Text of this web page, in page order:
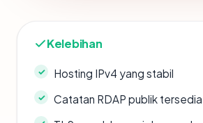
Kelebihan
Hosting IPv4 yang stabil
Catatan RDAP publik tersedia